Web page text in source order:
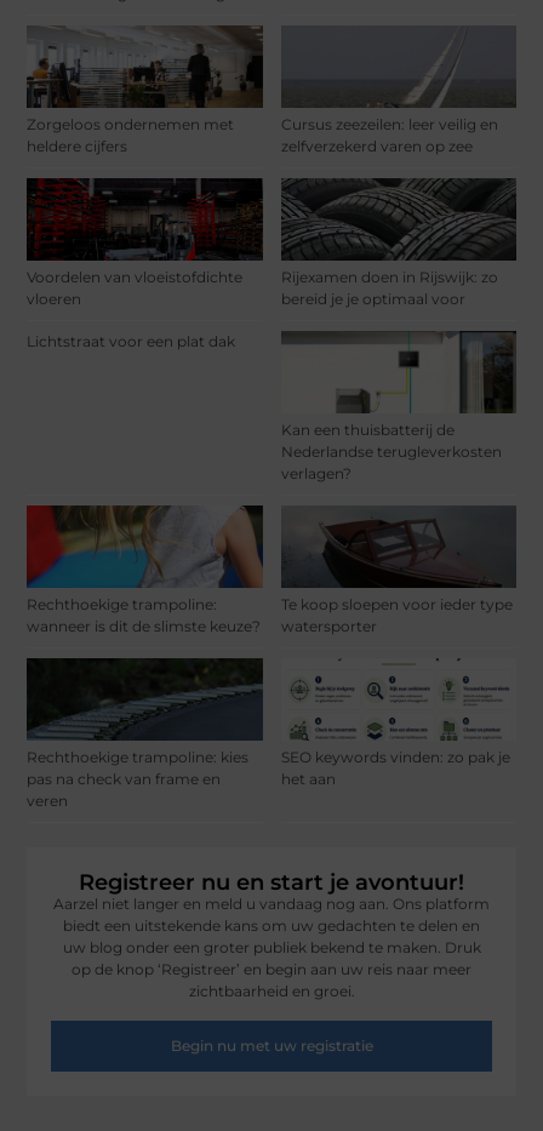
Zorgeloos ondernemen met
heldere cijfers
Cursus zeezeilen: leer veilig en
zelfverzekerd varen op zee
Voordelen van vloeistofdichte
vloeren
Rijexamen doen in Rijswijk: zo
bereid je je optimaal voor
Lichtstraat voor een plat dak
Kan een thuisbatterij de
Nederlandse terugleverkosten
verlagen?
Rechthoekige trampoline:
wanneer is dit de slimste keuze?
Te koop sloepen voor ieder type
watersporter
Rechthoekige trampoline: kies
pas na check van frame en
veren
SEO keywords vinden: zo pak je
het aan
Registreer nu en start je avontuur!
Aarzel niet langer en meld u vandaag nog aan. Ons platform
biedt een uitstekende kans om uw gedachten te delen en
uw blog onder een groter publiek bekend te maken. Druk
op de knop ‘Registreer’ en begin aan uw reis naar meer
zichtbaarheid en groei.
Begin nu met uw registratie